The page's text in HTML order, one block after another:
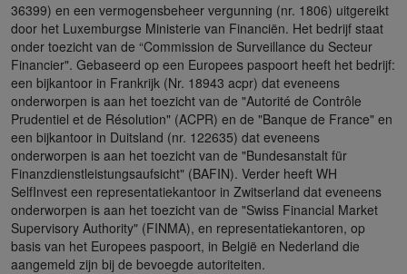
36399) en een vermogensbeheer vergunning (nr. 1806) uitgereikt
door het Luxemburgse Ministerie van Financiën. Het bedrijf staat
onder toezicht van de “Commission de Surveillance du Secteur
Financier". Gebaseerd op een Europees paspoort heeft het bedrijf:
een bijkantoor in Frankrijk (Nr. 18943 acpr) dat eveneens
onderworpen is aan het toezicht van de "Autorité de Contrôle
Prudentiel et de Résolution" (ACPR) en de "Banque de France" en
een bijkantoor in Duitsland (nr. 122635) dat eveneens
onderworpen is aan het toezicht van de "Bundesanstalt für
Finanzdienstleistungsaufsicht" (BAFIN). Verder heeft WH
SelfInvest een representatiekantoor in Zwitserland dat eveneens
onderworpen is aan het toezicht van de "Swiss Financial Market
Supervisory Authority" (FINMA), en representatiekantoren, op
basis van het Europees paspoort, in België en Nederland die
aangemeld zijn bij de bevoegde autoriteiten.